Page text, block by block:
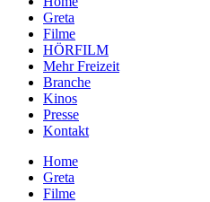
Greta
Filme
HÖRFILM
Mehr Freizeit
Branche
Kinos
Presse
Kontakt
Home
Greta
Filme